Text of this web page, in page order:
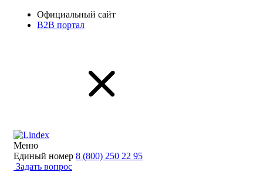
Официальный сайт
B2B портал
Меню
Единый номер 8 (800) 250 22 95
Задать вопрос